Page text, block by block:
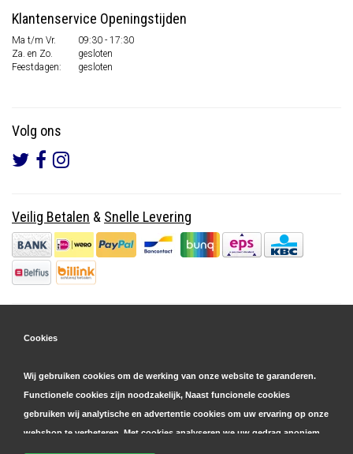
Klantenservice Openingstijden
Ma t/m Vr.
09:30 - 17:30
Za. en Zo.
gesloten
Feestdagen:
gesloten
Volg ons
Veilig Betalen & Snelle Levering
Cookies
Wij gebruiken cookies om de werking van onze website te garanderen.
Functionele cookies zijn noodzakelijk, Naast funcionele cookies
gebruiken wij analytische en advertentie cookies om uw ervaring op onze
webshop te verbeteren. Met cookies analyseren we uw gedrag anoniem,
zowel binnen als buiten onze website, om onze diensten te